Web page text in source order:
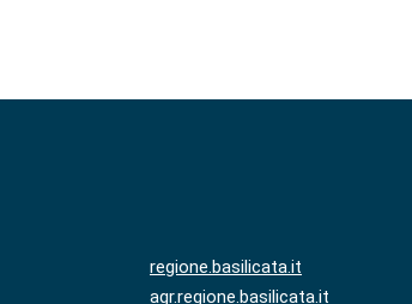
regione.basilicata.it
agr.regione.basilicata.it